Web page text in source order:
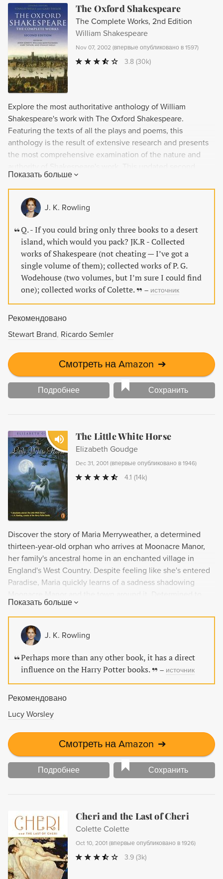
The Oxford Shakespeare
The Complete Works, 2nd Edition
William Shakespeare
Nov 07, 2002 (впервые опубликовано в 1597)
3.8 (30k)
Explore the most authoritative anthology of William
Shakespeare's work with The Oxford Shakespeare.
Featuring the texts of all the plays and poems, this
anthology is the result of extensive research and presents
the most comprehensive examination of the nature and
edition includes previously unrecognized authentic works
by Shakespeare to establish the canon and chronological
order of composition. With an introduction to each work,
illuminating general introduction, and additional secondary
material, this anthology is an essential addition to any
Shakespeare lover's collection.
Показать больше
J. K. Rowling
Q. - If you could bring only three books to a desert
island, which would you pack? JK.R - Collected
works of Shakespeare (not cheating — I’ve got a
single volume of them); collected works of P. G.
Wodehouse (two volumes, but I’m sure I could find
one); collected works of Colette.
– источник
Рекомендовано
Stewart Brand Ricardo Semler
Смотреть на Amazon ➔
Подробнее Сохранить
The Little White Horse
Elizabeth Goudge
Dec 31, 2001 (впервые опубликовано в 1946)
4.1 (14k)
Discover the story of Maria Merryweather, a determined
thirteen-year-old orphan who arrives at Moonacre Manor,
her family's ancestral home in an enchanted village in
England's West Country. Despite feeling like she's entered
Paradise, Maria quickly learns of a sadness shadowing
restore peace and happiness to the valley, Maria finds
herself involved with an ancient feud and discovers it is her
destiny to end it and right the wrongs of her ancestors.
Enter a world of new-fashioned fantasy and classic fairy
tales with this enchanting book that inspired both a mini-
series and a movie adaptation.
Показать больше
J. K. Rowling
Perhaps more than any other book, it has a direct
influence on the Harry Potter books.
– источник
Рекомендовано
Lucy Worsley
Смотреть на Amazon ➔
Подробнее Сохранить
Cheri and the Last of Cheri
Colette Colette
Oct 10, 2001 (впервые опубликовано в 1926)
3.9 (3k)